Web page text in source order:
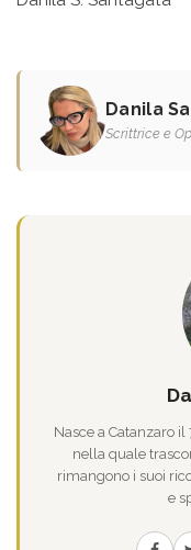
Danila
Scrittrice e
Nasce a Catanzaro
nella quale
rimangono i suoi
e